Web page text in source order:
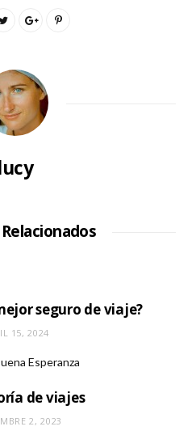
seguro de viaje?
15, 2024
de viajes
2, 2023